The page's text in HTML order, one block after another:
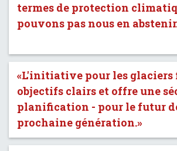
termes de protection
pouvons pas nous en
«L'initiative pour les glaciers
objectifs clairs et offre une
planification - pour le futur
prochaine génération.»